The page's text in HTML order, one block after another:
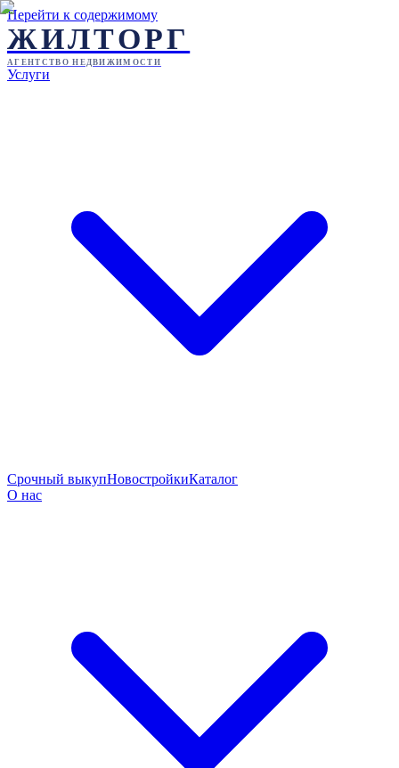
Перейти к содержимому
ЖИЛТОРГ
АГЕНТСТВО НЕДВИЖИМОСТИ
Услуги
Срочный выкупНовостройкиКаталог
О нас